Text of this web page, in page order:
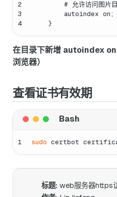
2
3
4
# 允许访问图片
autoindex on;
    }
在目录下新增 autoindex
浏览器）
查看证书有效期
1 sudo certbot
标题: web服务器https